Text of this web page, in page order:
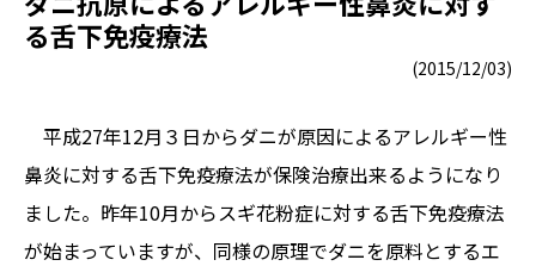
る舌下免疫療法
(2015/12/03)
平成27年12月３日からダニが原因によるアレルギー性
鼻炎に対する舌下免疫療法が保険治療出来るようになり
ました。昨年10月からスギ花粉症に対する舌下免疫療法
が始まっていますが、同様の原理でダニを原料とするエ